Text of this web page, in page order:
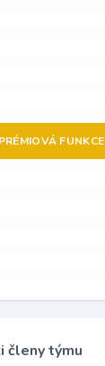
PRÉMIOVÁ FUNKCE
členy týmu